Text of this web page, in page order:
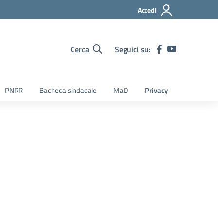
Accedi
Cerca Seguici su:
PNRR Bacheca sindacale MaD Privacy